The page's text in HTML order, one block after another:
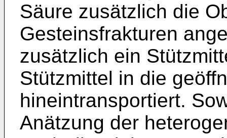
Säure zusätzlich die
Gesteinsfrakturen
zusätzlich ein
Stützmittel in die
hineintransportiert.
Anätzung der